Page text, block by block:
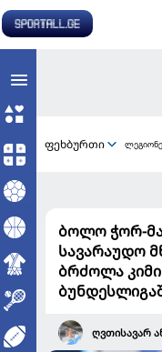
ფეხბურთი
ბოლო ჭორ-
სავარაუდო
ბრძოლა
ღვთისავარ